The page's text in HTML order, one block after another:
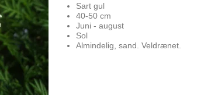
Sart gul
40-50 cm
Juni - august
Sol
Almindelig, sand. Veldrænet.